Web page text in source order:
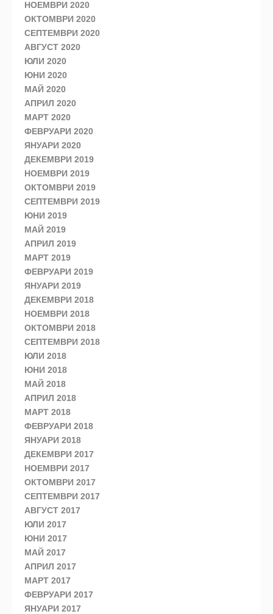
НОЕМВРИ 2020
ОКТОМВРИ 2020
СЕПТЕМВРИ 2020
АВГУСТ 2020
ЮЛИ 2020
ЮНИ 2020
МАЙ 2020
АПРИЛ 2020
МАРТ 2020
ФЕВРУАРИ 2020
ЯНУАРИ 2020
ДЕКЕМВРИ 2019
НОЕМВРИ 2019
ОКТОМВРИ 2019
СЕПТЕМВРИ 2019
ЮНИ 2019
МАЙ 2019
АПРИЛ 2019
МАРТ 2019
ФЕВРУАРИ 2019
ЯНУАРИ 2019
ДЕКЕМВРИ 2018
НОЕМВРИ 2018
ОКТОМВРИ 2018
СЕПТЕМВРИ 2018
ЮЛИ 2018
ЮНИ 2018
МАЙ 2018
АПРИЛ 2018
МАРТ 2018
ФЕВРУАРИ 2018
ЯНУАРИ 2018
ДЕКЕМВРИ 2017
НОЕМВРИ 2017
ОКТОМВРИ 2017
СЕПТЕМВРИ 2017
АВГУСТ 2017
ЮЛИ 2017
ЮНИ 2017
МАЙ 2017
АПРИЛ 2017
МАРТ 2017
ФЕВРУАРИ 2017
ЯНУАРИ 2017